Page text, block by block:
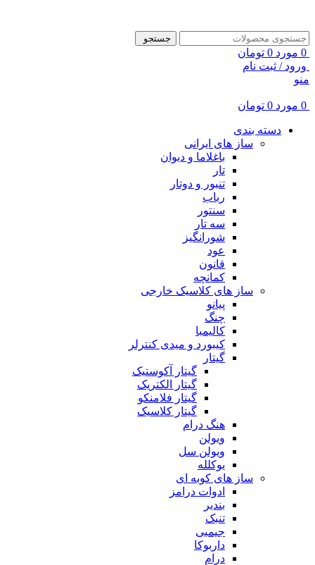
جستجو
0 مورد 0 تومان
ورود / ثبت نام
منو
0 مورد 0 تومان
دسته بندی
ساز های ایرانی
باغلاما و دیوان
تار
تنبور و دوتار
رباب
سنتور
سه تار
شورانگیز
عود
قانون
کمانچه
ساز های کلاسیک خارجی
پیانو
چنگ
کالیمبا
کیبورد و میدی کنترلر
گیتار
گیتار آکوستیک
گیتار الکتریک
گیتار فلامنکو
گیتار کلاسیک
هنگ درام
ویولن
ویولن سل
یوکلله
ساز های کوبه ای
ادوات درامز
بندیر
تنبک
جیمبی
داربوکا
درام